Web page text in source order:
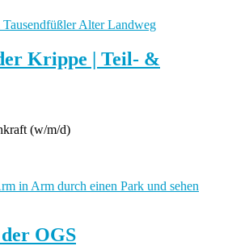
Krippe | Teil- &
(w/m/d)
OGS